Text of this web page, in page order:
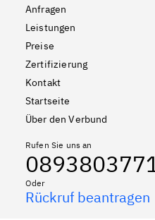
Anfragen
Leistungen
Preise
Zertifizierung
Kontakt
Startseite
Über den Verbund
Rufen Sie uns an
Oder
Rückruf beantragen